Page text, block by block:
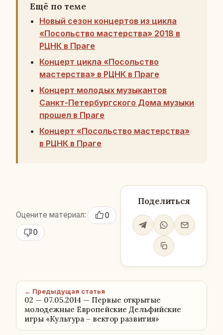
Ещё по теме
Новый сезон концертов из цикла
«Посольство мастерства» 2018 в
РЦНК в Праге
Концерт цикла «Посольство
мастерства» в РЦНК в Праге
Концерт молодых музыкантов
Санкт-Петербургского Дома музыки
прошел в Праге
Концерт «Посольство мастерства»
в РЦНК в Праге
Оцените материал:
0
0
Поделиться
← Предыдущая статья
02 — 07.05.2014 — Первые открытые
молодежные Европейские Дельфийские
игры «Культура – вектор развития»